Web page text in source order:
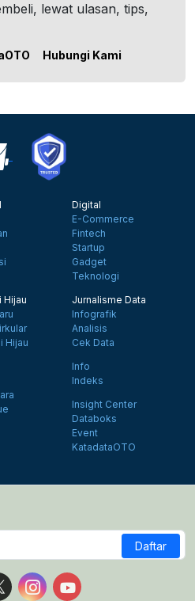
lewat ulasan, tips,
Hubungi Kami
Digital
E-Commerce
Fintech
Startup
Gadget
Teknologi
Hijau
Hijau
Jurnalisme Data
Infografik
Analisis
Cek Data
Info
Indeks
Insight Center
Databoks
Event
KatadataOTO
Daftar
us on Facebook
Follow us on X
Follow us on Instagram
Follow us on